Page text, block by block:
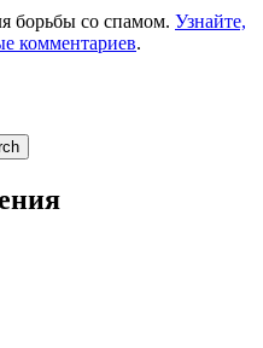
борьбы со спамом. Узнайте,
комментариев.